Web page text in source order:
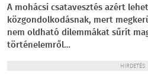
A mohácsi csatavesztés azért
közgondolkodásnak, mert
nem oldható dilemmákat sűrít
történelemről…
HIRDETÉS